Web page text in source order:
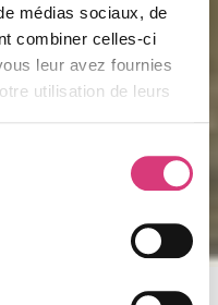
médias sociaux, de
combiner celles-ci
leur avez fournies
utilisation de leurs